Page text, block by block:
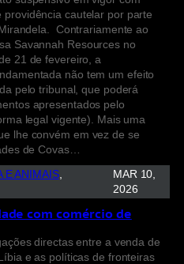
cautelar por parte
Contrariamente ao
Savannah Resources no
21 de fevereiro, a
não tem um efeito
pelo tribunal, que poderá
apresentados pelo
legal vigente). Mais uma
lhe convém em vez de se
de Covas…
E ANIMAIS
MAR 10,
2026
com comércio de
directas entre a venda de
e as políticas de fronteiras